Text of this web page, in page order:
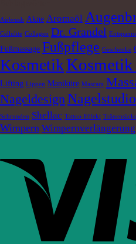
Airbrush Akne Aromaöl
Cellulite Collagen Dr. Grandel
Fußmassage Fußpflege Geschenke
Kosmetik
Lifting Lippen Maniküre Mascara
NageldesignNagelstudio
Schrunden Shellac Tattoo-Effekt
Wimpern Wimpernverlängerung